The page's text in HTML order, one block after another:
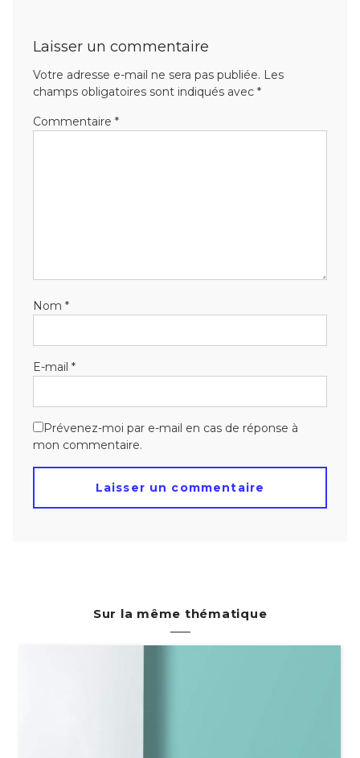
Laisser un commentaire
Votre adresse e-mail ne sera pas publiée. Les
champs obligatoires sont indiqués avec *
Commentaire *
Nom *
E-mail *
Prévenez-moi par e-mail en cas de réponse à
mon commentaire.
Sur la même thématique